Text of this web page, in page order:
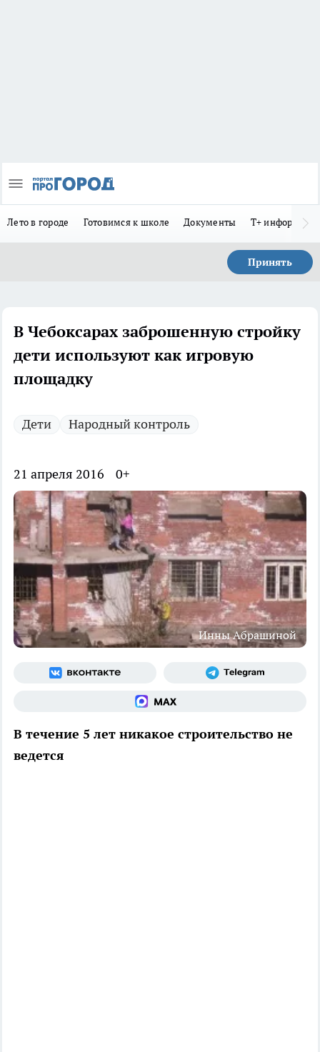
Лето в городе Готовимся к школе Документы Т+
Принять
В Чебоксарах заброшенную стройку
дети используют как игровую
площадку
Дети Народный контроль
21 апреля 2016 0+
Инны Абрашиной
В течение 5 лет никакое строительство не
ведется